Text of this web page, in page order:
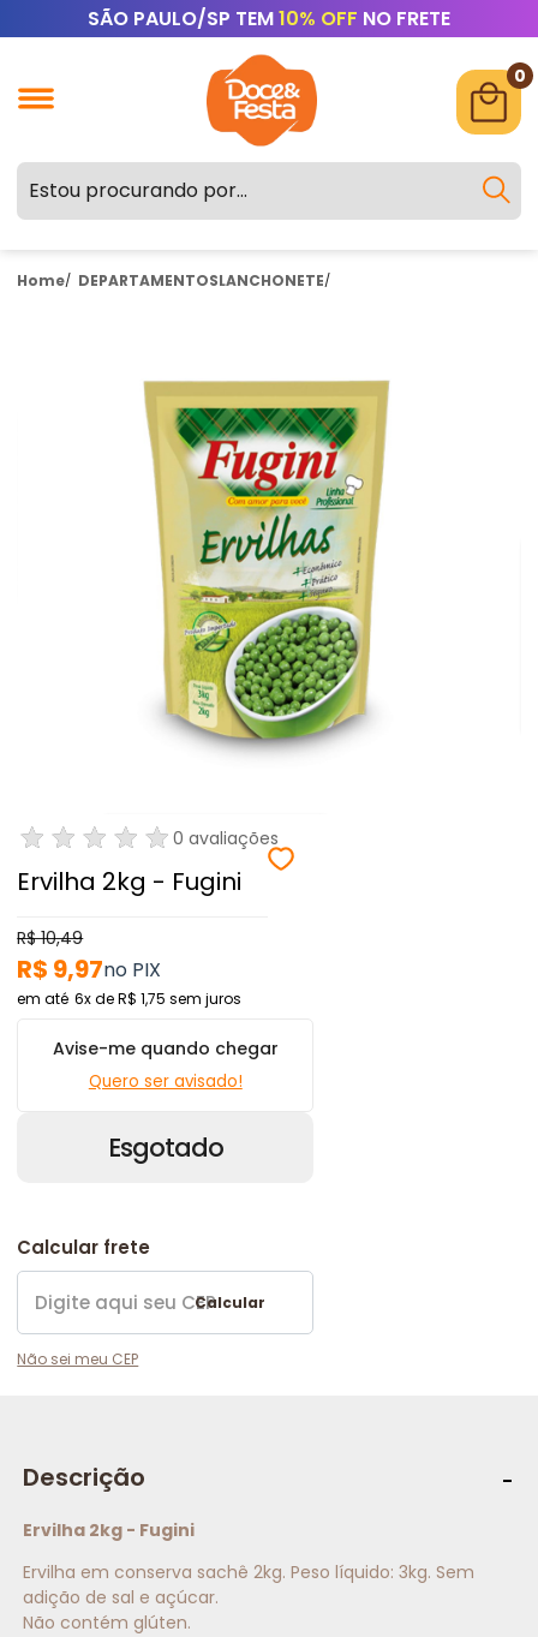
SÃO PAULO/SP TEM10% OFF NO FRETE
0
Home DEPARTAMENTOSLANCHONETE
0 avaliações
Ervilha 2kg - Fugini
R$ 9,97
R$ 10,49
6xdeR$ 1,75 sem juros
Esgotado
Avise-me quando chegar
Quero ser avisado!
Calcular frete
Calcular
Não sei meu CEP
Descrição
Ervilha 2kg - Fugini
Ervilha em conserva sachê 2kg. Peso líquido: 3kg. Sem
adição de sal e açúcar.
Não contém glúten.